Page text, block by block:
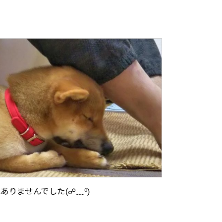
りませんでした(☍﹏⁰)